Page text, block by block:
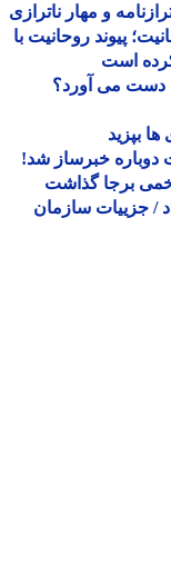
و مهار ناترازی
روحانیت با
است
می آورد؟
خبرساز شد!
مرداد / جزییات سازمان